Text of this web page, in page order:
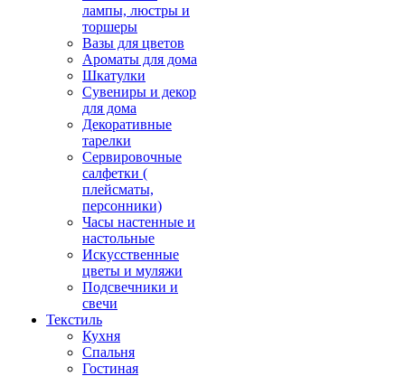
лампы, люстры и
торшеры
Вазы для цветов
Ароматы для дома
Шкатулки
Сувениры и декор
для дома
Декоративные
тарелки
Сервировочные
салфетки (
плейсматы,
персонники)
Часы настенные и
настольные
Искусственные
цветы и муляжи
Подсвечники и
свечи
Текстиль
Кухня
Спальня
Гостиная